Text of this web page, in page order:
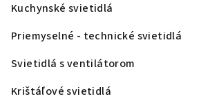
Kuchynské svietidlá
Priemyselné - technické svietidlá
Svietidlá s ventilátorom
Krištáľové svietidlá